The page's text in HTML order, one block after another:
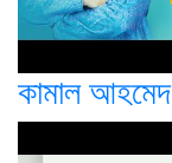
কামাল আহমেদ